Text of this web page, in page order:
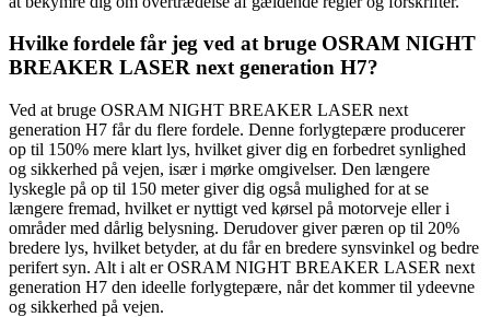
Hvilke fordele får jeg ved at bruge OSRAM NIGHT
BREAKER LASER next generation H7?
Ved at bruge OSRAM NIGHT BREAKER LASER next
generation H7 får du flere fordele. Denne forlygtepære producerer
op til 150% mere klart lys, hvilket giver dig en forbedret synlighed
og sikkerhed på vejen, især i mørke omgivelser. Den længere
lyskegle på op til 150 meter giver dig også mulighed for at se
længere fremad, hvilket er nyttigt ved kørsel på motorveje eller i
områder med dårlig belysning. Derudover giver pæren op til 20%
bredere lys, hvilket betyder, at du får en bredere synsvinkel og bedre
perifert syn. Alt i alt er OSRAM NIGHT BREAKER LASER next
generation H7 den ideelle forlygtepære, når det kommer til ydeevne
og sikkerhed på vejen.